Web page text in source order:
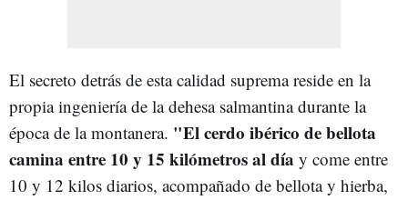
El secreto detrás de esta calidad suprema reside en la
propia ingeniería de la dehesa salmantina durante la
época de la montanera. "El cerdo ibérico de bellota
camina entre 10 y 15 kilómetros al día y come entre
10 y 12 kilos diarios, acompañado de bellota y hierba,